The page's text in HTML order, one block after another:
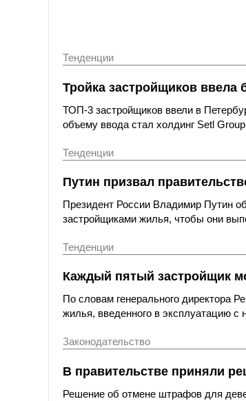
Тенденции
Тройка застройщиков ввела
ТОП-3 застройщиков ввели в
объему ввода стал холдинг Setl
Тенденции
Путин призвал
Президент России Владимир Путин
застройщиками жилья, чтобы они
Тенденции
Каждый пятый застройщик
По словам генерального директора
жилья, введенного в эксплуатацию с
Законодательство
В правительстве приняли
Решение об отмене штрафов для